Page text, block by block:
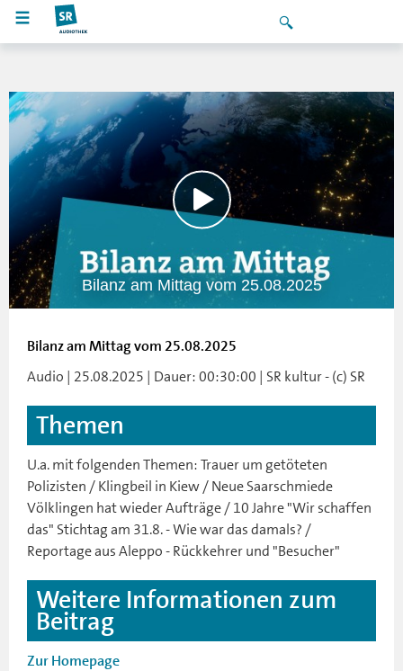
Bilanz am Mittag vom 25.08.2025
Bilanz am Mittag vom 25.08.2025
Audio | 25.08.2025 | Dauer: 00:30:00 | SR kultur - (c) SR
Themen
U.a. mit folgenden Themen: Trauer um getöteten
Polizisten / Klingbeil in Kiew / Neue Saarschmiede
Völklingen hat wieder Aufträge / 10 Jahre "Wir schaffen
das" Stichtag am 31.8. - Wie war das damals? /
Reportage aus Aleppo - Rückkehrer und "Besucher"
Weitere Informationen zum
Beitrag
Zur Homepage